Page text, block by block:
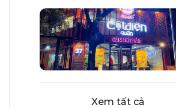
Xem tất cả